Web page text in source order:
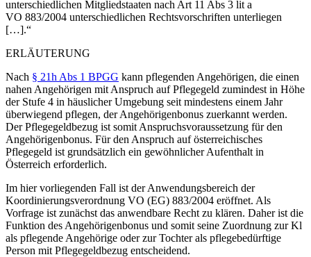
unterschiedlichen Mitgliedstaaten nach Art 11 Abs 3 lit a
VO 883/2004 unterschiedlichen Rechtsvorschriften unterliegen
[…].“
ERLÄUTERUNG
Nach § 21h Abs 1 BPGG kann pflegenden Angehörigen, die einen
nahen Angehörigen mit Anspruch auf Pflegegeld zumindest in Höhe
der Stufe 4 in häuslicher Umgebung seit mindestens einem Jahr
überwiegend pflegen, der Angehörigenbonus zuerkannt werden.
Der Pflegegeldbezug ist somit Anspruchsvoraussetzung für den
Angehörigenbonus. Für den Anspruch auf österreichisches
Pflegegeld ist grundsätzlich ein gewöhnlicher Aufenthalt in
Österreich erforderlich.
Im hier vorliegenden Fall ist der Anwendungsbereich der
Koordinierungsverordnung VO (EG) 883/2004 eröffnet. Als
Vorfrage ist zunächst das anwendbare Recht zu klären. Daher ist die
Funktion des Angehörigenbonus und somit seine Zuordnung zur Kl
als pflegende Angehörige oder zur Tochter als pflegebedürftige
Person mit Pflegegeldbezug entscheidend.